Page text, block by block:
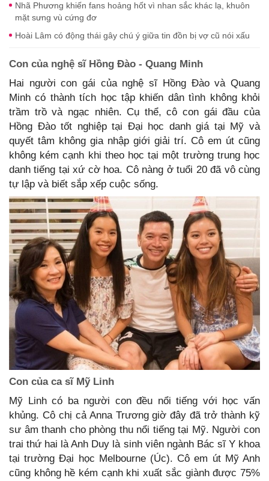
Nhã Phương khiến fans hoảng hốt vì nhan sắc khác lạ, khuôn
mặt sưng vù cứng đơ
Hoài Lâm có động thái gây chú ý giữa tin đồn bị vợ cũ nói xấu
Con của nghệ sĩ Hồng Đào - Quang Minh
Hai người con gái của nghệ sĩ Hồng Đào và Quang
Minh có thành tích học tập khiến dân tình không khỏi
trầm trồ và ngạc nhiên. Cụ thể, cô con gái đầu của
Hồng Đào tốt nghiệp tại Đại học danh giá tại Mỹ và
quyết tâm không gia nhập giới giải trí. Cô em út cũng
không kém cạnh khi theo học tại một trường trung học
danh tiếng tại xứ cờ hoa. Cô nàng ở tuổi 20 đã vô cùng
tự lập và biết sắp xếp cuộc sống.
Con của ca sĩ Mỹ Linh
Mỹ Linh có ba người con đều nổi tiếng với học vấn
khủng. Cô chị cả Anna Trương giờ đây đã trở thành kỹ
sư âm thanh cho phòng thu nổi tiếng tại Mỹ. Người con
trai thứ hai là Anh Duy là sinh viên ngành Bác sĩ Y khoa
tại trường Đại học Melbourne (Úc). Cô em út Mỹ Anh
cũng không hề kém cạnh khi xuất sắc giành được 75%